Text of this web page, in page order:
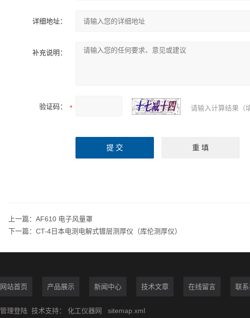
详细地址：
补充说明：
验证码： 请输入计算结果（
上一篇： AF610 电子风量罩
下一篇： CT-4日本电测电解式镀层测厚仪（库伦测厚仪）
网站首页 产品展示 新闻中心 技术文章 在线留言 联系
管理登陆 技术支持： 化工仪器网 sitemap.xml